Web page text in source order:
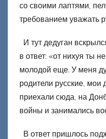
со своими лаптями,
требованием уважать
И тут дедуган
в ответ: «от нихуя ты
молодой еще. У меня
родители русские,
приехали сюда, на
войны и занимались
В ответ пришлось